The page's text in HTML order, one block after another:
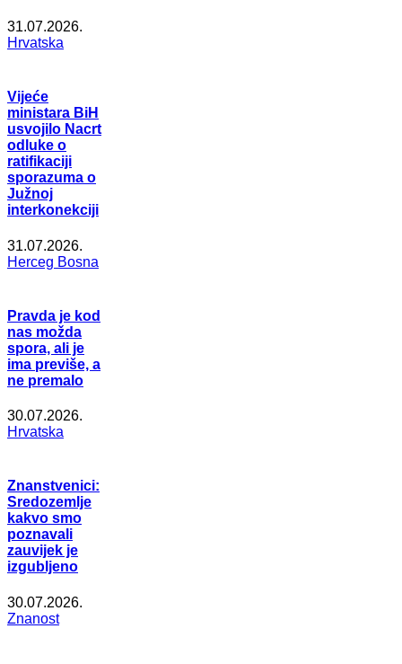
31.07.2026.
Hrvatska
Vijeće
ministara BiH
usvojilo Nacrt
odluke o
ratifikaciji
sporazuma o
Južnoj
interkonekciji
31.07.2026.
Herceg Bosna
Pravda je kod
nas možda
spora, ali je
ima previše, a
ne premalo
30.07.2026.
Hrvatska
Znanstvenici:
Sredozemlje
kakvo smo
poznavali
zauvijek je
izgubljeno
30.07.2026.
Znanost